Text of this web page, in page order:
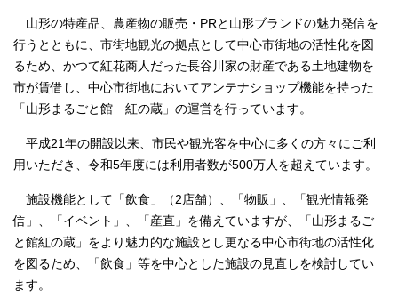
山形の特産品、農産物の販売・PRと山形ブランドの魅力発信を
行うとともに、市街地観光の拠点として中心市街地の活性化を図
るため、かつて紅花商人だった長谷川家の財産である土地建物を
市が賃借し、中心市街地においてアンテナショップ機能を持った
「山形まるごと館 紅の蔵」の運営を行っています。
平成21年の開設以来、市民や観光客を中心に多くの方々にご利
用いただき、令和5年度には利用者数が500万人を超えています。
施設機能として「飲食」（2店舗）、「物販」、「観光情報発
信」、「イベント」、「産直」を備えていますが、「山形まるご
と館紅の蔵」をより魅力的な施設とし更なる中心市街地の活性化
を図るため、「飲食」等を中心とした施設の見直しを検討してい
ます。